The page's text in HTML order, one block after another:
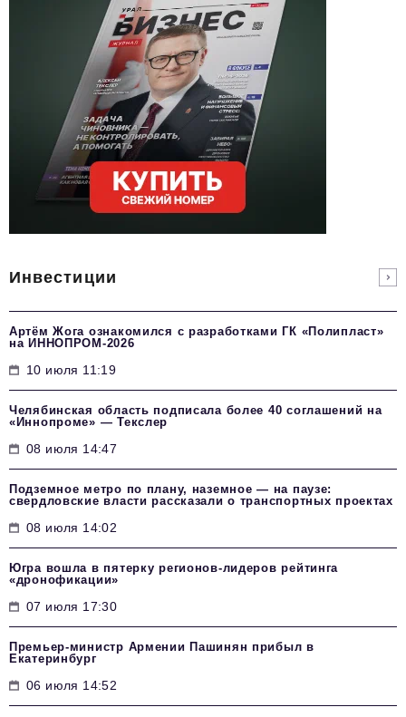
Инвестиции
Артём Жога ознакомился с разработками ГК «Полипласт»
на ИННОПРОМ-2026
10 июля 11:19
Челябинская область подписала более 40 соглашений на
«Иннопроме» — Текслер
08 июля 14:47
Подземное метро по плану, наземное — на паузе:
свердловские власти рассказали о транспортных проектах
08 июля 14:02
Югра вошла в пятерку регионов-лидеров рейтинга
«дронофикации»
07 июля 17:30
Премьер-министр Армении Пашинян прибыл в
Екатеринбург
06 июля 14:52